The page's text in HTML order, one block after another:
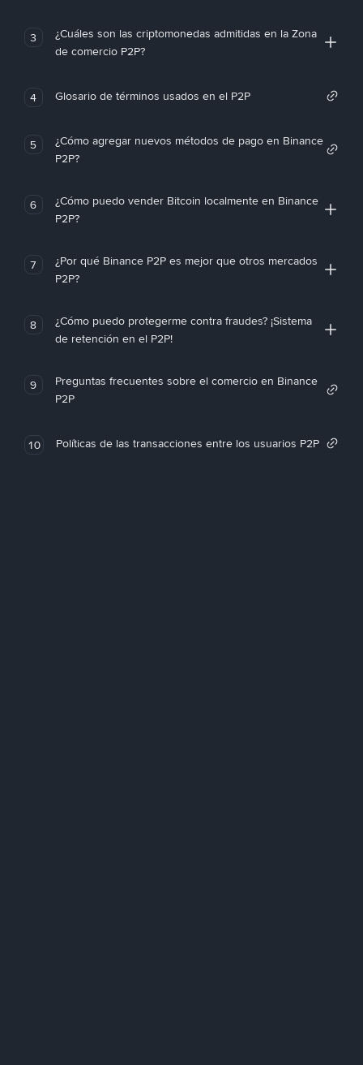
3
¿Cuáles son las criptomonedas admitidas en la Zona
de comercio P2P?
4 Glosario de términos usados en el P2P
5
¿Cómo agregar nuevos métodos de pago en Binance
P2P?
6
¿Cómo puedo vender Bitcoin localmente en Binance
P2P?
7
¿Por qué Binance P2P es mejor que otros mercados
P2P?
8
¿Cómo puedo protegerme contra fraudes? ¡Sistema
de retención en el P2P!
9
Preguntas frecuentes sobre el comercio en Binance
P2P
10 Políticas de las transacciones entre los usuarios P2P